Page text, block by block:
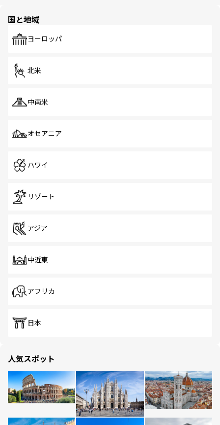
で、ホーカーズは地元の風情を楽しめる外せないスポット
国と地域
ヨーロッパ
北米
中南米
オセアニア
ハワイ
リゾート
アジア
中近東
アフリカ
日本
人気スポット